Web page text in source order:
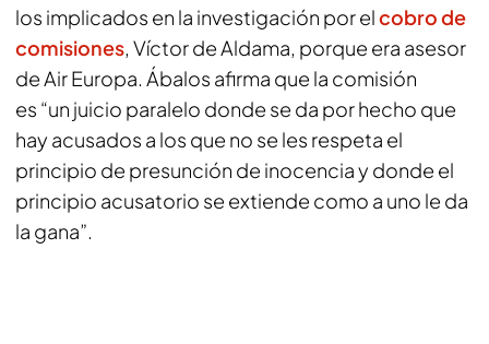
los implicados en la investigación por elcobro de
comisiones, Víctor de Aldama, porque era asesor
de Air Europa. Ábalos afirma que la comisión
es “un juicio paralelo donde se da por hecho que
hay acusados a los que no se les respeta el
principio de presunción de inocencia y donde el
principio acusatorio se extiende como a uno le da
la gana”.